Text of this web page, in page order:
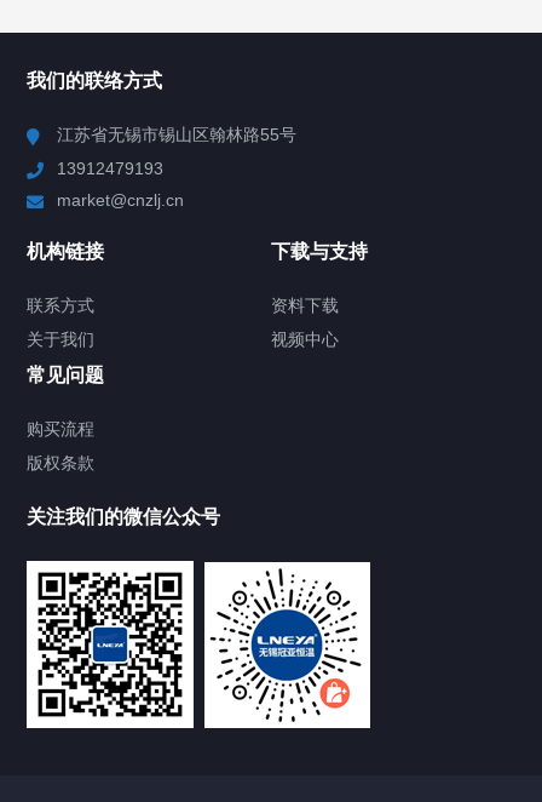
Chiller高精度制冷循环器
TCU温度控制单元
Chiller气体控温系统
Chamber试验箱
FREEZER低温箱
VOCs冷凝回收装置
我们的联络方式
江苏省无锡市锡山区翰林路55号
13912479193
market@cnzlj.cn
机构链接
联系方式
关于我们
下载与支持
资料下载
视频中心
常见问题
购买流程
版权条款
关注我们的微信公众号